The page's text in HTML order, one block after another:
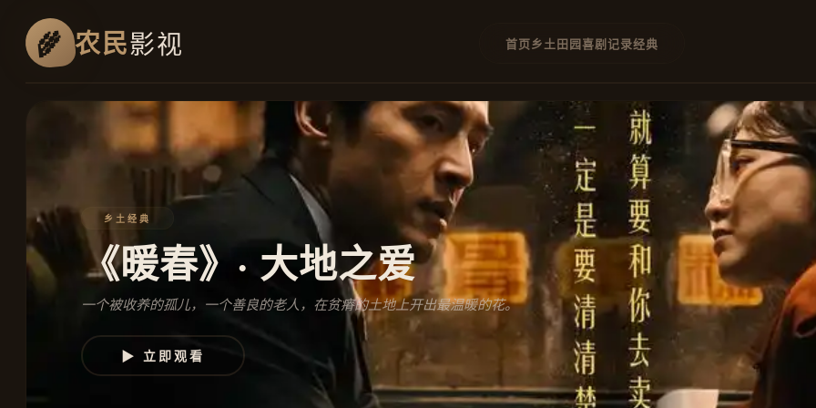
农民影视 首页乡土田园喜剧记录经典
乡土经典
《暖春》· 大地之爱
一个被收养的孤儿，一个善良的老人，在贫瘠的土地上开出最温暖的花。
▶ 立即观看